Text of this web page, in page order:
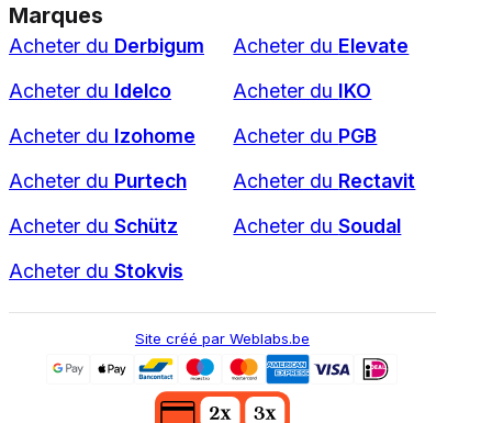
Marques
Acheter du Derbigum Acheter du Elevate
Acheter du Idelco Acheter du IKO
Acheter du Izohome Acheter du PGB
Acheter du Purtech Acheter du Rectavit
Acheter du Schütz Acheter duSoudal
Acheter du Stokvis
Site créé par Weblabs.be